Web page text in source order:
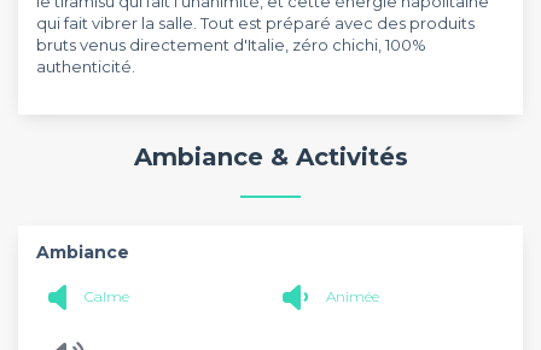
qui fait vibrer la salle. Tout est préparé avec des produits
bruts venus directement d'Italie, zéro chichi, 100%
authenticité.
Ambiance & Activités
Ambiance
Calme Animée